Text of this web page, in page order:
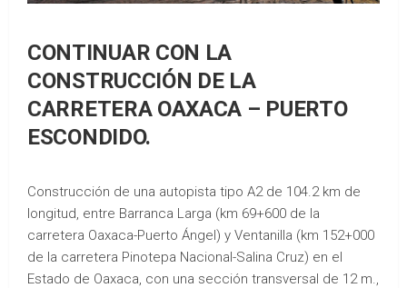
CONTINUAR CON LA
CONSTRUCCIÓN DE LA
CARRETERA OAXACA – PUERTO
ESCONDIDO.
Construcción de una autopista tipo A2 de 104.2 km de
longitud, entre Barranca Larga (km 69+600 de la
carretera Oaxaca-Puerto Ángel) y Ventanilla (km 152+000
de la carretera Pinotepa Nacional-Salina Cruz) en el
Estado de Oaxaca, con una sección transversal de 12 m.,